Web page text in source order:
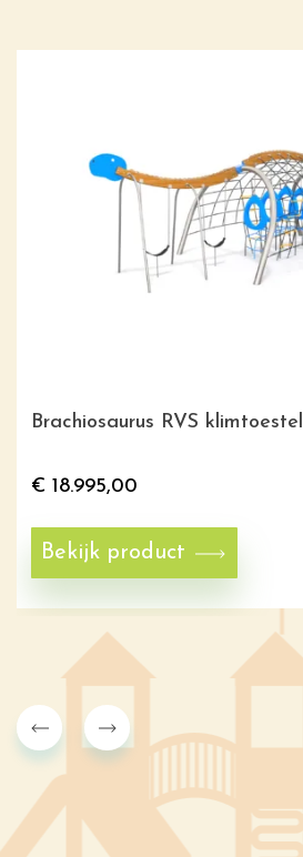
Brachiosaurus RVS klimtoestel
€ 18.995,00
Bekijk product